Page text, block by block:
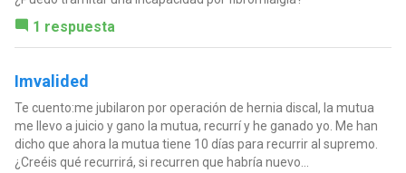
1 respuesta
Imvalided
Te cuento:me jubilaron por operación de hernia discal, la mutua
me llevo a juicio y gano la mutua, recurrí y he ganado yo. Me han
dicho que ahora la mutua tiene 10 días para recurrir al supremo.
¿Creéis qué recurrirá, si recurren que habría nuevo...